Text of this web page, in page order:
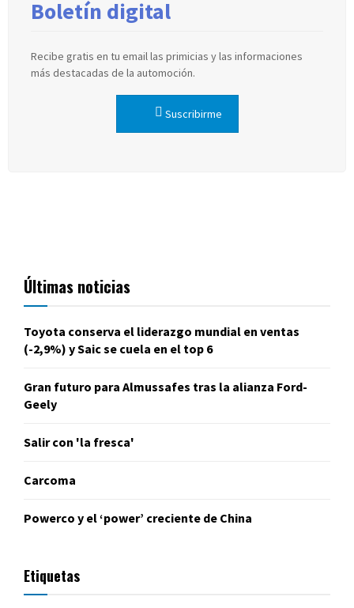
Boletín digital
Recibe gratis en tu email las primicias y las informaciones
más destacadas de la automoción.
Suscribirme
Últimas noticias
Toyota conserva el liderazgo mundial en ventas
(-2,9%) y Saic se cuela en el top 6
Gran futuro para Almussafes tras la alianza Ford-
Geely
Salir con 'la fresca'
Carcoma
Powerco y el ‘power’ creciente de China
Etiquetas